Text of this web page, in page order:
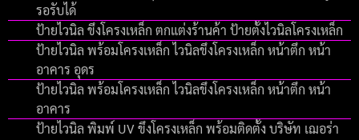
รอรับได้
ป้ายไวนิล ขึงโครงเหล็ก ตกแต่งร้านค้า ป้ายตั้งไวนิลโครงเหล็ก
ป้ายไวนิล พร้อมโครงเหล็ก ไวนิลขึงโครงเหล็ก หน้าตึก หน้า
อาคาร อุดร
ป้ายไวนิล พร้อมโครงเหล็ก ไวนิลขึงโครงเหล็ก หน้าตึก หน้า
อาคาร
ป้ายไวนิล พิมพ์ UV ขึงโครงเหล็ก พร้อมติดตั้ง บริษัท เฌอร่า